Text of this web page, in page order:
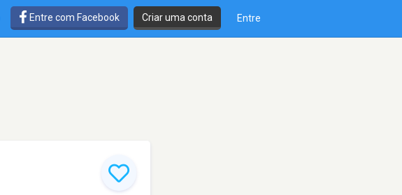
Entre com Facebook Criar uma conta Entre